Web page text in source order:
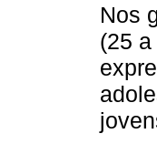
Nos
(25